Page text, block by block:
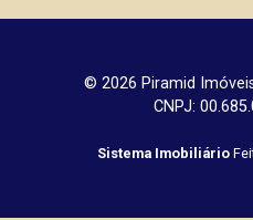
© 2026 Piramid
CNPJ:
Sistema Imobiliário